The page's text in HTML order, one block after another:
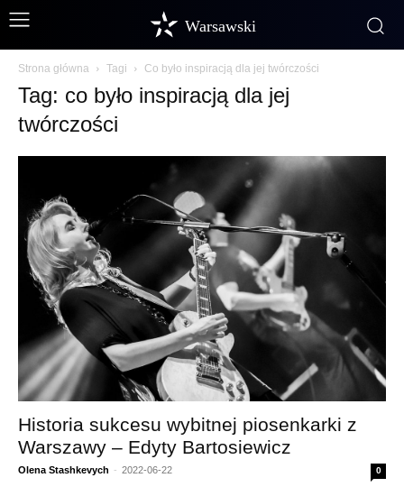
Warsawski
Strona główna Tagi Co było inspiracją dla jej twórczości
Tag: co było inspiracją dla jej
twórczości
Historia sukcesu wybitnej piosenkarki z
Warszawy – Edyty Bartosiewicz
Olena Stashkevych - 2022-06-22 0